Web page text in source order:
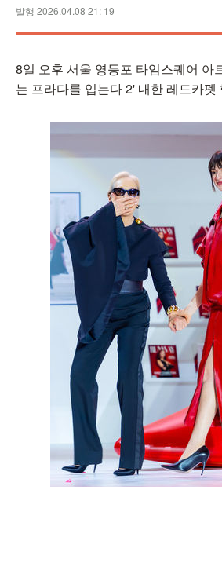
발행 2026.04.08 21: 19
8일 오후 서울 영등포 타임스퀘어 아
는 프라다를 입는다 2' 내한 레드카펫